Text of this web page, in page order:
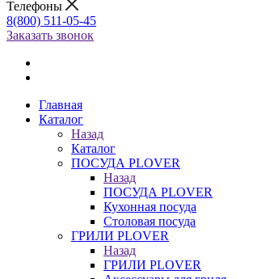
Телефоны
8(800) 511-05-45
Заказать звонок
Главная
Каталог
Назад
Каталог
ПОСУДА PLOVER
Назад
ПОСУДА PLOVER
Кухонная посуда
Столовая посуда
ГРИЛИ PLOVER
Назад
ГРИЛИ PLOVER